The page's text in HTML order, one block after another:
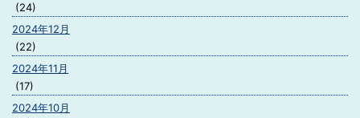
(24)
2024年12月
(22)
2024年11月
(17)
2024年10月